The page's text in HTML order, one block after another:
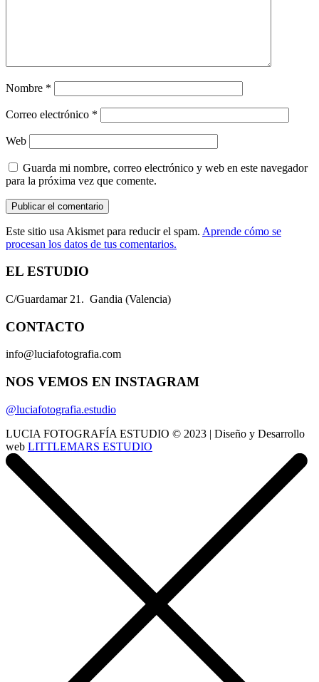
Nombre *
Correo electrónico *
Web
Guarda mi nombre, correo electrónico y web en este navegador
para la próxima vez que comente.
Este sitio usa Akismet para reducir el spam. Aprende cómo se
procesan los datos de tus comentarios.
EL ESTUDIO
C/Guardamar 21. Gandia (Valencia)
CONTACTO
info@luciafotografia.com
NOS VEMOS EN INSTAGRAM
@luciafotografia.estudio
LUCIA FOTOGRAFÍA ESTUDIO © 2023 | Diseño y Desarrollo
web LITTLEMARS ESTUDIO